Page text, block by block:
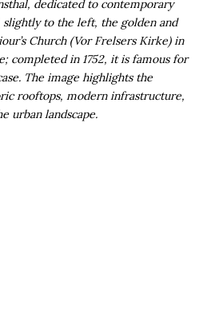
dedicated to contemporary
to the left, the golden and
Church (Vor Frelsers Kirke) in
completed in 1752, it is famous for
The image highlights the
rooftops, modern infrastructure,
urban landscape.